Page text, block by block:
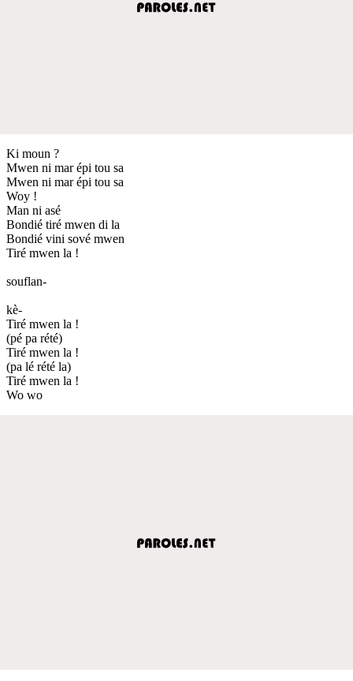
Ki moun ?
Mwen ni mar épi tou sa
Mwen ni mar épi tou sa
Woy !
Man ni asé
Bondié tiré mwen di la
Bondié vini sové mwen
Tiré mwen la !
souflan-
kè-
Tiré mwen la !
(pé pa rété)
Tiré mwen la !
(pa lé rété la)
Tiré mwen la !
Wo wo